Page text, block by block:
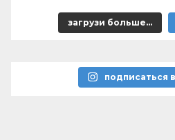
загрузи больше...
подписаться